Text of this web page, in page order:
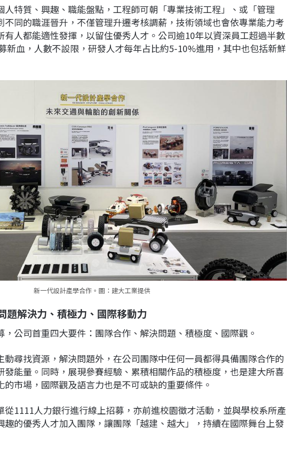
人特質、興趣、職能盤點，工程師可朝「專業技術工程」、或「管理
不同的職涯晉升，不僅管理升遷考核調薪，技術領域也會依專業能力考
有人都能適性發揮，以留住優秀人才。公司逾10年以資深員工超過半數
新血，人數不設限，研發人才每年占比約5-10%進用，其中也包括新鮮
新一代設計產學合作。圖：建大工業提供
題解決力、積極力、國際移動力
公司首重四大要件：團隊合作、解決問題、積極度、國際觀。
動尋找資源，解決問題外，在公司團隊中任何一員都得具備團隊合作的
發能量。同時，展現參賽經驗、累積相關作品的積極度，也是建大所喜
市場，國際觀及語言力也是不可或缺的重要條件。
從1111人力銀行進行線上招募，亦前進校園徵才活動，並與學校系所產
趣的優秀人才加入團隊，讓團隊「越建、越大」，持續在國際舞台上發